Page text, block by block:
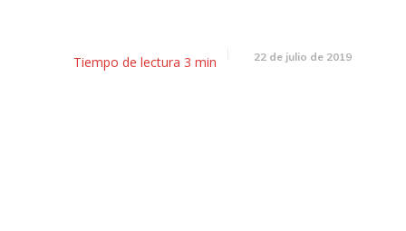
Tiempo de lectura 3 min 22 de julio de 2019